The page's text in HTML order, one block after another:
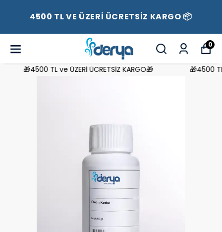
4500 TL VE ÜZERİ ÜCRETSİZ KARGO 📦
0
🎁4500 TL ve ÜZERİ ÜCRETSİZ KARGO🎁 🎁4500 TL